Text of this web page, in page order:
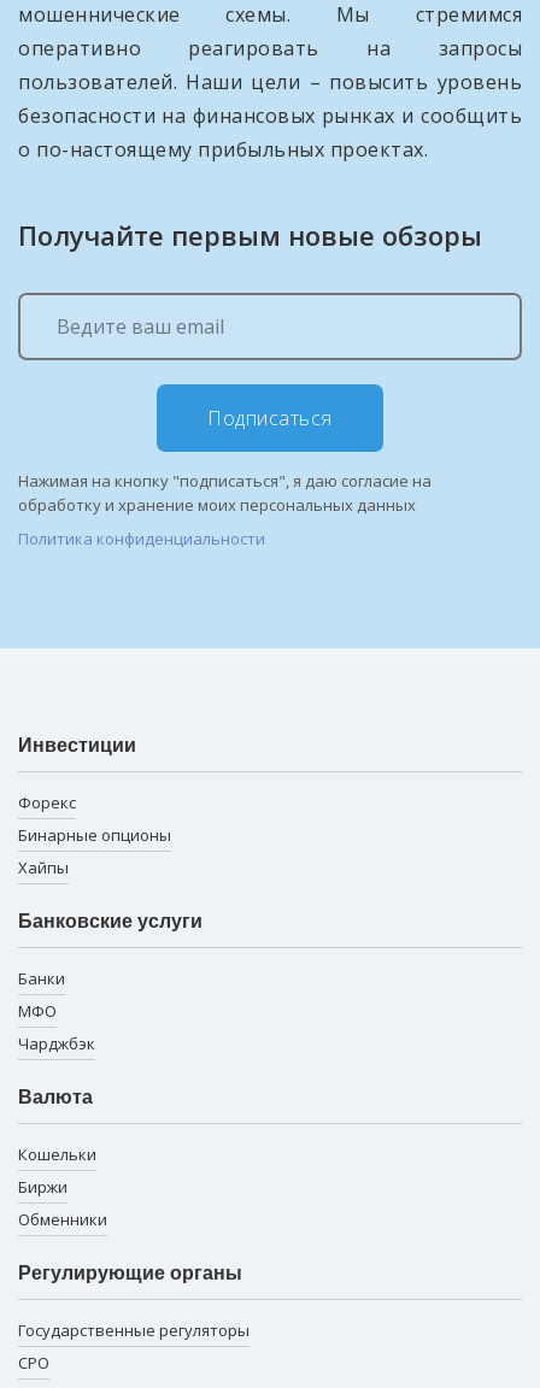
мошеннические схемы. Мы стремимся
оперативно реагировать на запросы
пользователей. Наши цели – повысить уровень
безопасности на финансовых рынках и сообщить
о по-настоящему прибыльных проектах.
Получайте первым новые обзоры
Подписаться
Нажимая на кнопку "подписаться", я даю согласие на
обработку и хранение моих персональных данных
Политика конфиденциальности
Инвестиции
Форекс
Бинарные опционы
Хайпы
Банковские услуги
Банки
МФО
Чарджбэк
Валюта
Кошельки
Биржи
Обменники
Регулирующие органы
Государственные регуляторы
СРО